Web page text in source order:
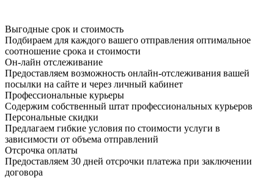
Выгодные срок и стоимость
Подбираем для каждого вашего отправления оптимальное
соотношение срока и стоимости
Он-лайн отслеживание
Предоставляем возможность онлайн-отслеживания вашей
посылки на сайте и через личный кабинет
Профессиональные курьеры
Содержим собственный штат профессиональных курьеров
Персональные скидки
Предлагаем гибкие условия по стоимости услуги в
зависимости от объема отправлений
Отсрочка оплаты
Предоставляем 30 дней отсрочки платежа при заключении
договора